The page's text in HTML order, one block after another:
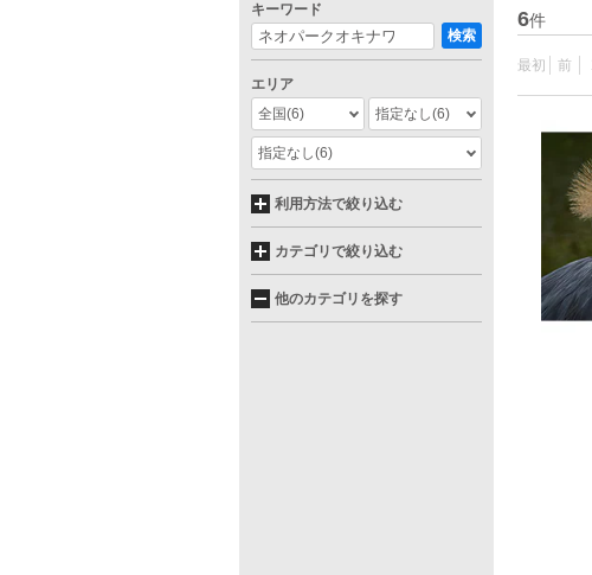
6件
最初 前
キーワード
検索
エリア
全国(6) 指定なし(6)
指定なし(6)
利用方法で絞り込む
カテゴリで絞り込む
他のカテゴリを探す